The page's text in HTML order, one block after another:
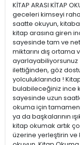
KİTAP ARASI KİTAP
geceleri kimseyi
saatte okuyun,
kitap arasına giren
sayesinde tam ve net
miktarını dış
ayarlayabiliyorsunuz
ilettiğinden, göz
yolculuklarında !
bulabileceğiniz ince
sayesinde uzun
okuma için
ya da başkalarının
kitap okumak artık
üzerine yerleştirin ve